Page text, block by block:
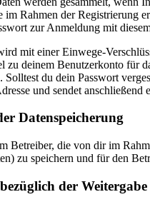
im Rahmen der Registrierung
zur Anmeldung mit
mit einer Einwege-
zu deinem Benutzerkonto für
Solltest du dein Passwort
und sendet anschließend
Datenspeicherung
Betreiber, die von dir im
zu speichern und für den
der